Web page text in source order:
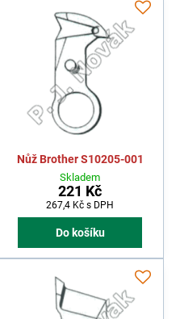
Nůž Brother S10205-001
Skladem
221 Kč
267,4 Kč s DPH
Do košíku